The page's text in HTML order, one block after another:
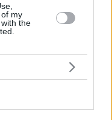
my
the